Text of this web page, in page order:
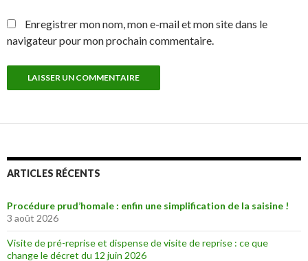
Enregistrer mon nom, mon e-mail et mon site dans le
navigateur pour mon prochain commentaire.
ARTICLES RÉCENTS
Procédure prud’homale : enfin une simplification de la saisine !
3 août 2026
Visite de pré-reprise et dispense de visite de reprise : ce que
change le décret du 12 juin 2026